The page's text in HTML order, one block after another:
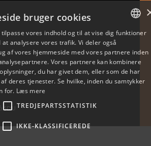
SDU
ENGLISH
bruger cookies
vores indhold og til at vise dig funktioner
analysere vores trafik. Vi deler også
af vores hjemmeside med vores partnere inden
Vores partnere kan kombinere
du har givet dem, eller som de har
deres tjenester. Se hvilke, inden du samtykker
for. Læs mere
TREDJEPARTSSTATISTIK
IKKE-KLASSIFICEREDE